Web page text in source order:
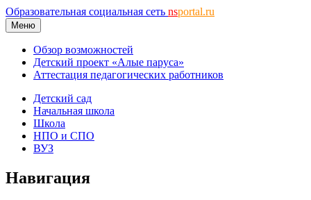
Образовательная социальная сеть nsportal.ru
Меню
Обзор возможностей
Детский проект «Алые паруса»
Аттестация педагогических работников
Детский сад
Начальная школа
Школа
НПО и СПО
ВУЗ
Навигация